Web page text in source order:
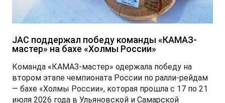
JAC поддержал победу команды «КАМАЗ-
мастер» на бахе «Холмы России»
Команда «КАМАЗ-мастер» одержала победу на
втором этапе чемпионата России по ралли-рейдам
— бахе «Холмы России», которая прошла с 17 по 21
июля 2026 года в Ульяновской и Самарской